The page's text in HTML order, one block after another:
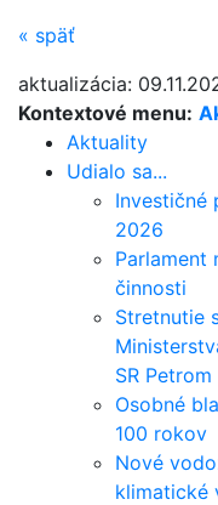
Kontextové menu:
Aktuality
Udialo sa...
Investičné
2026
Parlament
činnosti
Stretnutie
SR
Osobné
100 rokov
Nové
klimatické
« späť
aktualizácia: